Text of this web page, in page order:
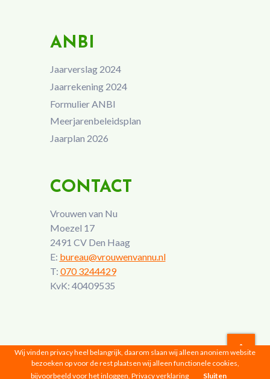
ANBI
Jaarverslag 2024
Jaarrekening 2024
Formulier ANBI
Meerjarenbeleidsplan
Jaarplan 2026
CONTACT
Vrouwen van Nu
Moezel 17
2491 CV Den Haag
E: bureau@vrouwenvannu.nl
T: 070 3244429
KvK: 40409535
Vrouwen van Nu © 2026 |Privacyverklaring
Wij vinden privacy heel belangrijk, daarom slaan wij alleen anoniem website
bezoeken op voor de rest plaatsen wij alleen functionele cookies,
bijvoorbeeld voor het inloggen. Privacy verklaring Sluiten